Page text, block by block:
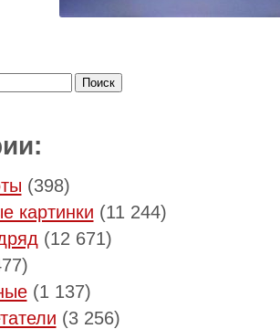
(398)
картинки (11 244)
(12 671)
(1 137)
(3 256)